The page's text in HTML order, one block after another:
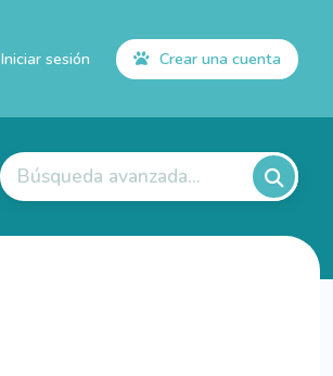
Iniciar sesión Crear una cuenta
Búsqueda avanzada...